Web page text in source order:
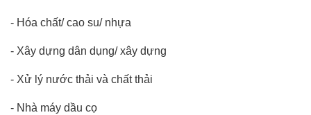
- Hóa chất/ cao su/ nhựa
- Xây dựng dân dụng/ xây dựng
- Xử lý nước thải và chất thải
- Nhà máy dầu cọ